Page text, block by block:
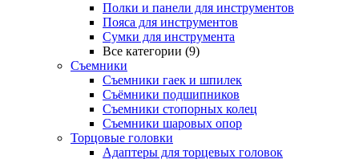
Полки и панели для инструментов
Пояса для инструментов
Сумки для инструмента
Все категории (9)
Съемники
Съемники гаек и шпилек
Съёмники подшипников
Съемники стопорных колец
Съемники шаровых опор
Торцовые головки
Адаптеры для торцевых головок